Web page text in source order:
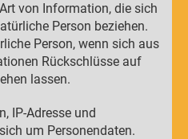
von Information, die sich
Person beziehen.
Person, wenn sich aus
Rückschlüsse auf
lassen.
IP-Adresse und
um Personendaten.